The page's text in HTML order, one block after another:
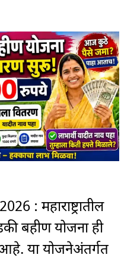
: महाराष्ट्रातील
बहीण योजना ही
आहे. या योजनेअंतर्गत